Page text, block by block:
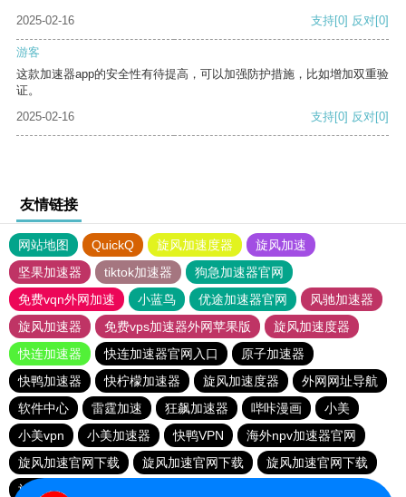
2025-02-16 支持[0] 反对[0]
游客
这款加速器app的安全性有待提高，可以加强防护措施，比如增加双重验
证。
2025-02-16
支持[0] 反对[0]
友情链接
网站地图 QuickQ 旋风加速度器
旋风加速
坚果加速器
tiktok加速器
狗急加速器官网
免费vqn外网加速
小蓝鸟 优途加速器官网
风驰加速器
旋风加速器
免费vps加速器外网苹果版
旋风加速度器
快连加速器
快连加速器官网入口
原子加速器
快鸭加速器
快柠檬加速器 旋风加速度器
外网网址导航
软件中心
雷霆加速 狂飙加速器 哔咔漫画
小美
小美vpn
小美加速器 快鸭VPN
海外npv加速器官网
旋风加速官网下载
旋风加速官网下载
旋风加速官网下载
旋风加速官网下载